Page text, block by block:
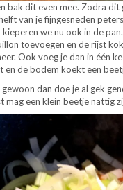
bak dit even mee. Zodra
van je fijngesneden
we nu ook in de
toevoegen en de rijst
Ook voeg je dan in één
de bodem koekt een
dan doe je al gek
een klein beetje nattig